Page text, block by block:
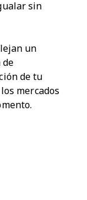
sin
un
de
de tu
mercados